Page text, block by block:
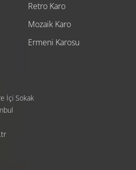
Retro Karo
Mozaik Karo
Ermeni Karosu
İçi Sokak